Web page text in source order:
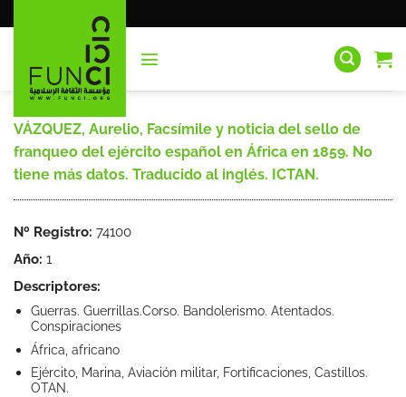
al
VÁZQUEZ, Aurelio, Facsímile y noticia del sello de
franqueo del ejército español en África en 1859. No
tiene más datos. Traducido al inglés. ICTAN.
Nº Registro: 74100
Año: 1
Descriptores:
Guerras. Guerrillas.Corso. Bandolerismo. Atentados.
Conspiraciones
África, africano
Ejército, Marina, Aviación militar, Fortificaciones, Castillos.
OTAN.